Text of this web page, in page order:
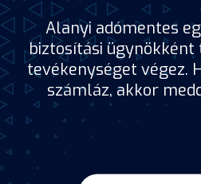
Alanyi adómentes
biztosítási ügynökként
tevékenységet végez.
számláz, akkor